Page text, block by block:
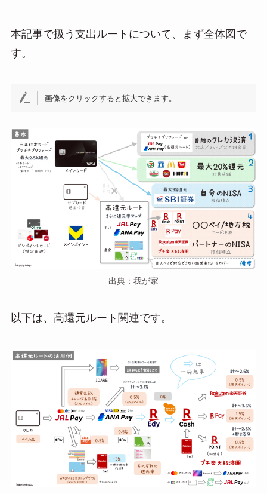
本記事で扱う支出ルートについて、まず全体図で
す。
画像をクリックすると拡大できます。
出典：我が家
以下は、高還元ルート関連です。